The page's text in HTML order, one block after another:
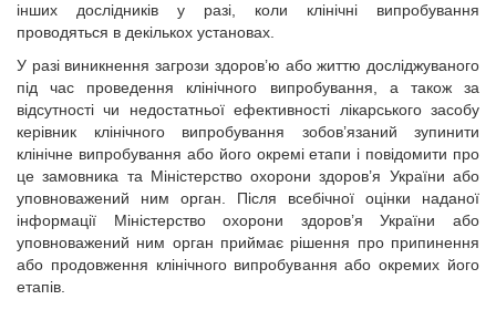
інших дослідників у разі, коли клінічні випробування
проводяться в декількох установах.
У разі виникнення загрози здоров’ю або життю досліджуваного
під час проведення клінічного випробування, а також за
відсутності чи недостатньої ефективності лікарського засобу
керівник клінічного випробування зобов’язаний зупинити
клінічне випробування або його окремі етапи і повідомити про
це замовника та Міністерство охорони здоров’я України або
уповноважений ним орган. Після всебічної оцінки наданої
інформації Міністерство охорони здоров’я України або
уповноважений ним орган приймає рішення про припинення
або продовження клінічного випробування або окремих його
етапів.